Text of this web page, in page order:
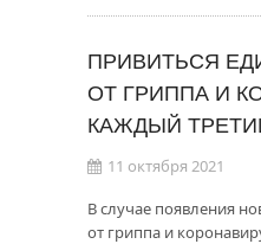
ПРИВИТЬСЯ
ОТ ГРИППА И
КАЖДЫЙ
11 октября 2021
В случае появления
от гриппа и